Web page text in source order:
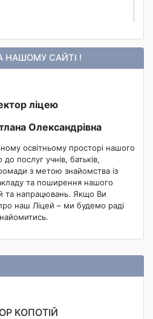
НАШОМУ САЙТІ !
ліцею
Олександрівна
освітньому просторі нашого
послуг учнів, батьків,
з метою знайомства із
та поширення нашого
та напрацювань. Якщо Ви
наш Ліцей – ми будемо раді
КОПОТІЙ